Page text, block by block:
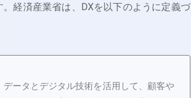
経済産業省は、DXを以下のように定義づ
ータとデジタル技術を活用して、顧客や